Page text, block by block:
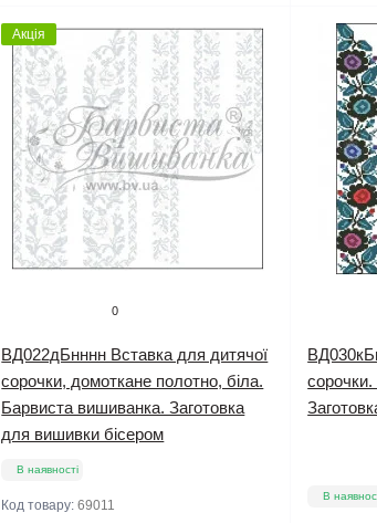
Акція
0
ВД022дБнннн Вставка для дитячої
сорочки, домоткане полотно, біла.
Барвиста вишиванка. Заготовка
для вишивки бісером
В наявності
Код товару:69011
В